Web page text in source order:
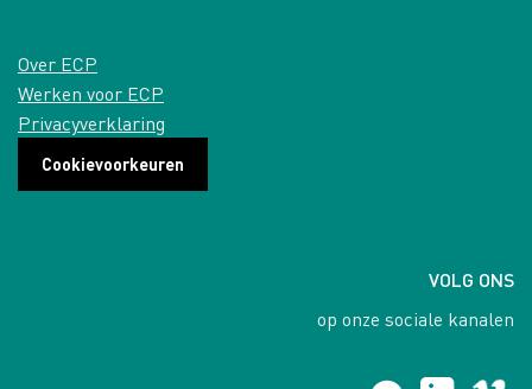
Over ECP
Werken voor ECP
Privacyverklaring
Cookievoorkeuren
VOLG ONS
op onze sociale kanalen